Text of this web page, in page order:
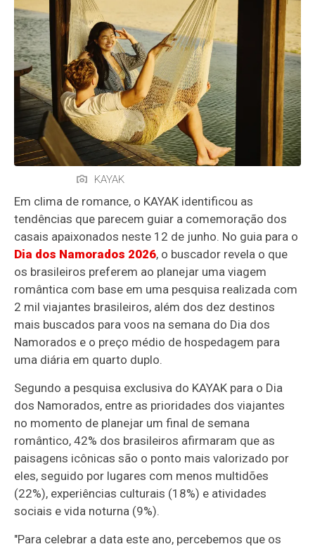
KAYAK
Em clima de romance, o KAYAK identificou as
tendências que parecem guiar a comemoração dos
casais apaixonados neste 12 de junho. No guia para o
Dia dos Namorados 2026, o buscador revela o que
os brasileiros preferem ao planejar uma viagem
romântica com base em uma pesquisa realizada com
2 mil viajantes brasileiros, além dos dez destinos
mais buscados para voos na semana do Dia dos
Namorados e o preço médio de hospedagem para
uma diária em quarto duplo.
Segundo a pesquisa exclusiva do KAYAK para o Dia
dos Namorados, entre as prioridades dos viajantes
no momento de planejar um final de semana
romântico, 42% dos brasileiros afirmaram que as
paisagens icônicas são o ponto mais valorizado por
eles, seguido por lugares com menos multidões
(22%), experiências culturais (18%) e atividades
sociais e vida noturna (9%).
"Para celebrar a data este ano, percebemos que os